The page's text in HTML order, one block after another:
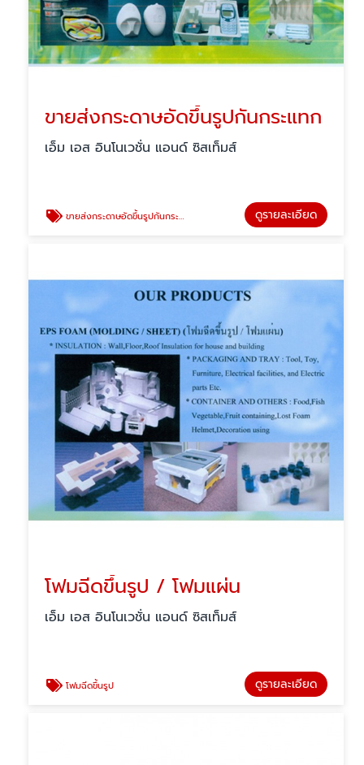
ขายส่งกระดาษอัดขึ้นรูปกันกระแทก
เอ็ม เอส อินโนเวชั่น แอนด์ ซิสเท็มส์
ขายส่งกระดาษอัดขึ้นรูปกันกระแทก ดูรายละเอียด
โฟมฉีดขึ้นรูป / โฟมแผ่น
เอ็ม เอส อินโนเวชั่น แอนด์ ซิสเท็มส์
โฟมฉีดขึ้นรูป ดูรายละเอียด